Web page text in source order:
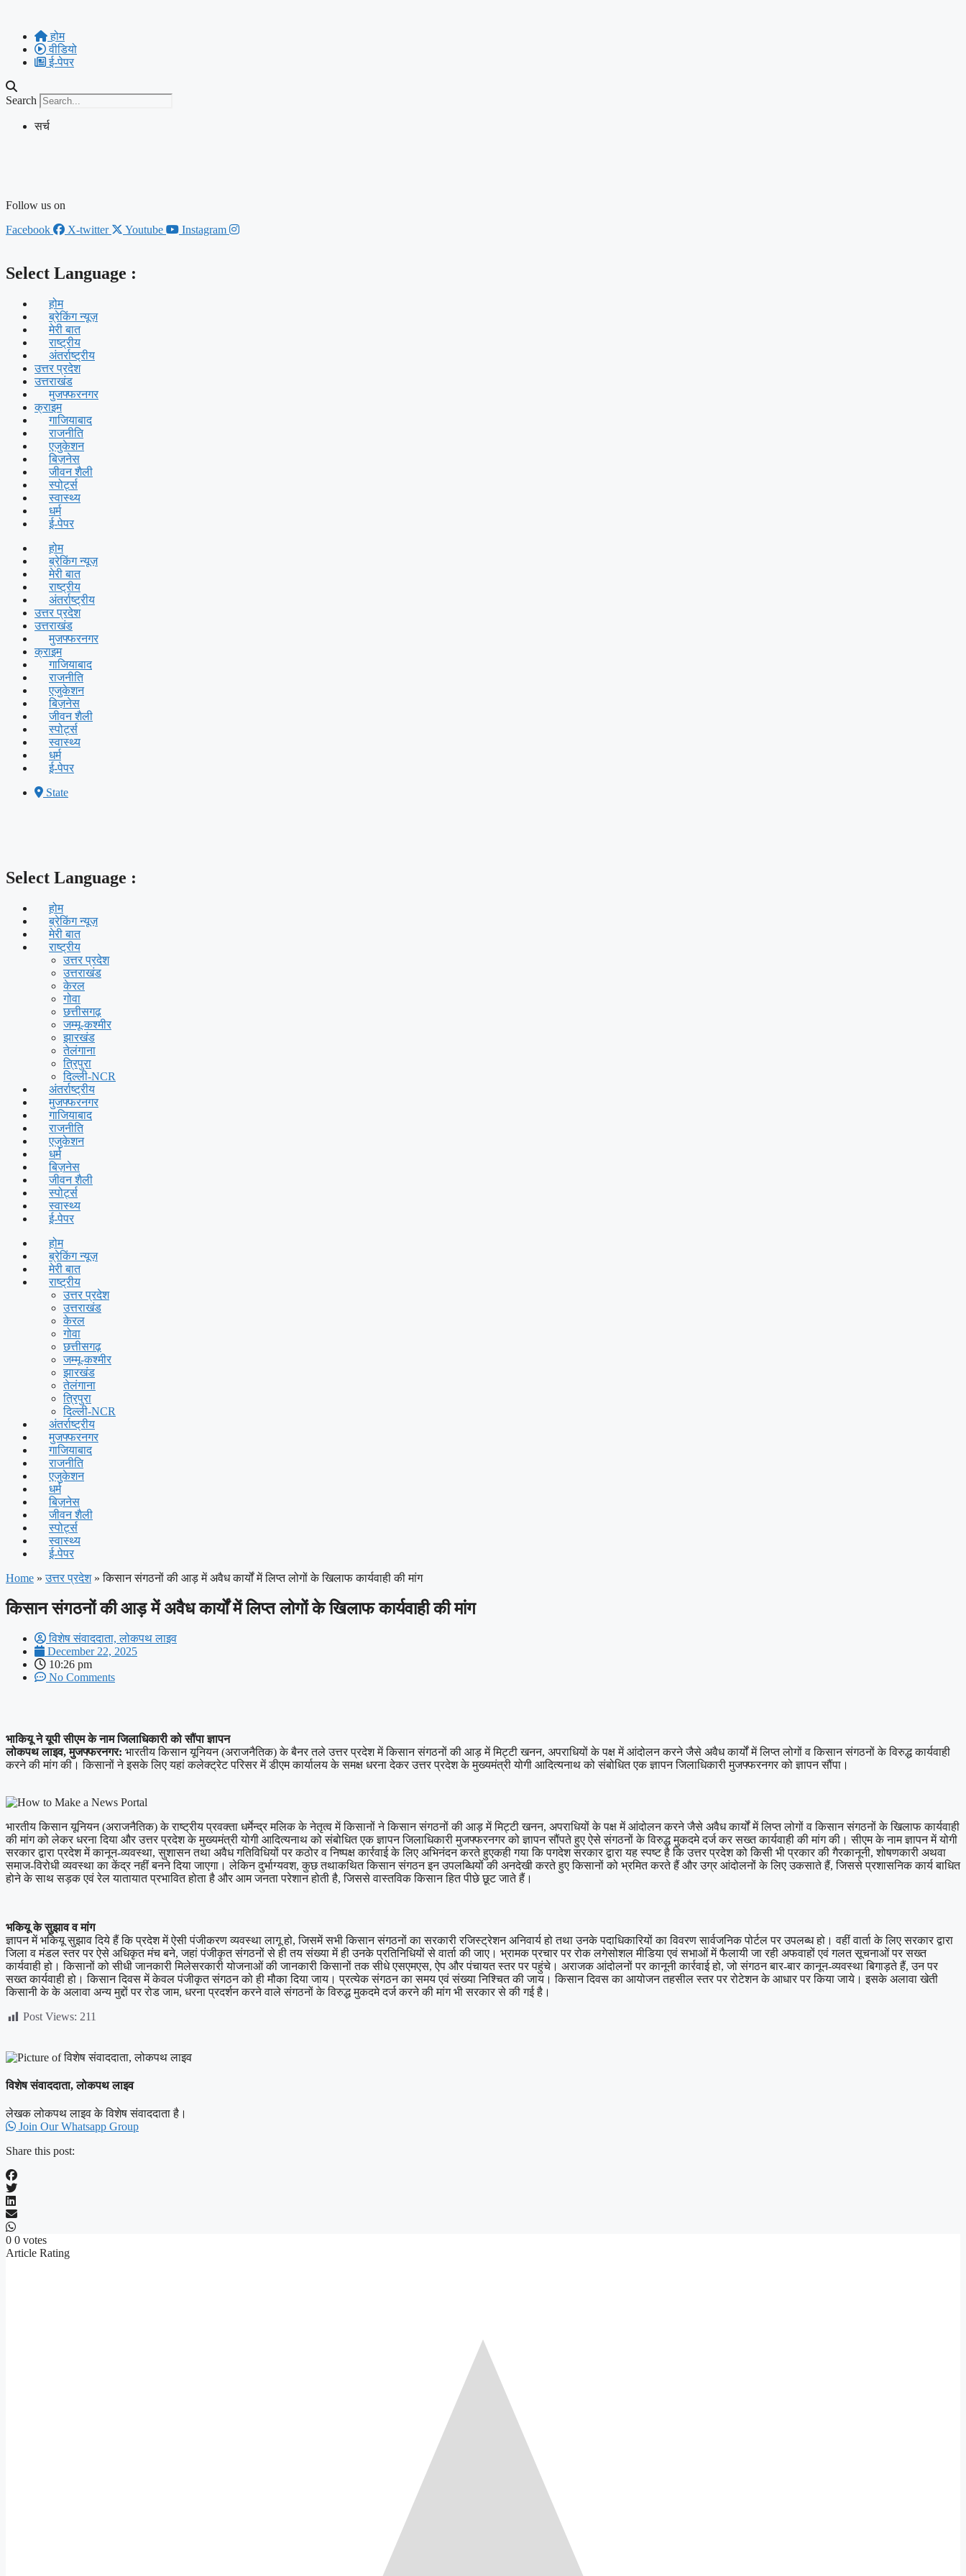
content
होम
वीडियो
ई-पेपर
Search
सर्च
Follow us on
Facebook
X-twitter Youtube Instagram
Select Language :
होम
ब्रेकिंग न्यूज़
मेरी बात
राष्ट्रीय
अंतर्राष्ट्रीय
उत्तर प्रदेश
उत्तराखंड
मुजफ्फरनगर
क्राइम
गाजियाबाद
राजनीति
एजुकेशन
बिज़नेस
जीवन शैली
स्पोर्ट्स
स्वास्थ्य
धर्म
ई-पेपर
होम
ब्रेकिंग न्यूज़
मेरी बात
राष्ट्रीय
अंतर्राष्ट्रीय
उत्तर प्रदेश
उत्तराखंड
मुजफ्फरनगर
क्राइम
गाजियाबाद
राजनीति
एजुकेशन
बिज़नेस
जीवन शैली
स्पोर्ट्स
स्वास्थ्य
धर्म
ई-पेपर
State
Select Language :
होम
ब्रेकिंग न्यूज़
मेरी बात
राष्ट्रीय
उत्तर प्रदेश
उत्तराखंड
केरल
गोवा
छत्तीसगढ़
जम्मू-कश्मीर
झारखंड
तेलंगाना
त्रिपुरा
दिल्ली-NCR
अंतर्राष्ट्रीय
मुजफ्फरनगर
गाजियाबाद
राजनीति
एजुकेशन
धर्म
बिज़नेस
जीवन शैली
स्पोर्ट्स
स्वास्थ्य
ई-पेपर
होम
ब्रेकिंग न्यूज़
मेरी बात
राष्ट्रीय
उत्तर प्रदेश
उत्तराखंड
केरल
गोवा
छत्तीसगढ़
जम्मू-कश्मीर
झारखंड
तेलंगाना
त्रिपुरा
दिल्ली-NCR
अंतर्राष्ट्रीय
मुजफ्फरनगर
गाजियाबाद
राजनीति
एजुकेशन
धर्म
बिज़नेस
जीवन शैली
स्पोर्ट्स
स्वास्थ्य
ई-पेपर
Home » उत्तर प्रदेश » किसान संगठनों की आड़ में अवैध कार्यों में लिप्त लोगों के खिलाफ कार्यवाही की मांग
किसान संगठनों की आड़ में अवैध कार्यों में लिप्त लोगों के खिलाफ कार्यवाही की मांग
विशेष संवाददाता, लोकपथ लाइव
December 22, 2025
10:26 pm
No Comments
भाकियू ने यूपी सीएम के नाम जिलाधिकारी को सौंपा ज्ञापन
लोकपथ लाइव, मुजफ्फरनगर: भारतीय किसान यूनियन (अराजनैतिक) के बैनर तले उत्तर प्रदेश में किसान संगठनों की आड़ में मिट्टी खनन, अपराधियों के पक्ष में आंदोलन करने जैसे अवैध कार्यों में लिप्त लोगों व किसान संगठनों के विरुद्ध कार्यवाही
करने की मांग की। किसानों ने इसके लिए यहां कलेक्ट्रेट परिसर में डीएम कार्यालय के समक्ष धरना देकर उत्तर प्रदेश के मुख्यमंत्री योगी आदित्यनाथ को संबोधित एक ज्ञापन जिलाधिकारी मुजफ्फरनगर को ज्ञापन सौंपा।
भारतीय किसान यूनियन (अराजनैतिक) के राष्ट्रीय प्रवक्ता धर्मेन्द्र मलिक के नेतृत्व में किसानों ने किसान संगठनों की आड़ में मिट्टी खनन, अपराधियों के पक्ष में आंदोलन करने जैसे अवैध कार्यों में लिप्त लोगों व किसान संगठनों के खिलाफ कार्यवाही
की मांग को लेकर धरना दिया और उत्तर प्रदेश के मुख्यमंत्री योगी आदित्यनाथ को संबोधित एक ज्ञापन जिलाधिकारी मुजफ्फरनगर को ज्ञापन सौंपते हुए ऐसे संगठनों के विरुद्ध मुकदमे दर्ज कर सख्त कार्यवाही की मांग की। सीएम के नाम ज्ञापन में योगी
सरकार द्वारा प्रदेश में कानून-व्यवस्था, सुशासन तथा अवैध गतिविधियों पर कठोर व निष्पक्ष कार्रवाई के लिए अभिनंदन करते हुएकही गया कि पगदेश सरकार द्वारा यह स्पष्ट है कि उत्तर प्रदेश को किसी भी प्रकार की गैरकानूनी, शोषणकारी अथवा
समाज-विरोधी व्यवस्था का केंद्र नहीं बनने दिया जाएगा। लेकिन दुर्भाग्यवश, कुछ तथाकथित किसान संगठन इन उपलब्धियों की अनदेखी करते हुए किसानों को भ्रमित करते हैं और उग्र आंदोलनों के लिए उकसाते हैं, जिससे प्रशासनिक कार्य बाधित
होने के साथ सड़क एवं रेल यातायात प्रभावित होता है और आम जनता परेशान होती है, जिससे वास्तविक किसान हित पीछे छूट जाते हैं।
भकियू के सुझाव व मांग
ज्ञापन में भकियू सुझाव दिये हैं कि प्रदेश में ऐसी पंजीकरण व्यवस्था लागू हो, जिसमें सभी किसान संगठनों का सरकारी रजिस्ट्रेशन अनिवार्य हो तथा उनके पदाधिकारियों का विवरण सार्वजनिक पोर्टल पर उपलब्ध हो। वहीं वार्ता के लिए सरकार द्वारा
जिला व मंडल स्तर पर ऐसे अधिकृत मंच बने, जहां पंजीकृत संगठनों से ही तय संख्या में ही उनके प्रतिनिधियों से वार्ता की जाए। भ्रामक प्रचार पर रोक लगे सोशल मीडिया एवं सभाओं में फैलायी जा रही अफवाहों एवं गलत सूचनाओं पर सख्त
कार्यवाही हो। किसानों को सीधी जानकारी मिले सरकारी योजनाओं की जानकारी किसानों तक सीधे एसएमएस, ऐप और पंचायत स्तर पर पहुंचे। अराजक आंदोलनों पर कानूनी कार्रवाई हो, जो संगठन बार-बार कानून-व्यवस्था बिगाड़ते हैं, उन पर
सख्त कार्यवाही हो। किसान दिवस में केवल पंजीकृत संगठन को ही मौका दिया जाय। प्रत्येक संगठन का समय एवं संख्या निश्चित की जाय। किसान दिवस का आयोजन तहसील स्तर पर रोटेशन के आधार पर किया जाये। इसके अलावा खेती
किसानी के के अलावा अन्य मुद्दों पर रोड जाम, धरना प्रदर्शन करने वाले संगठनों के विरुद्ध मुकदमे दर्ज करने की मांग भी सरकार से की गई है।
Post Views: 211
विशेष संवाददाता, लोकपथ लाइव
लेखक लोकपथ लाइव के विशेष संवाददाता है।
Join Our Whatsapp Group
Share this post:
0 0 votes
Article Rating